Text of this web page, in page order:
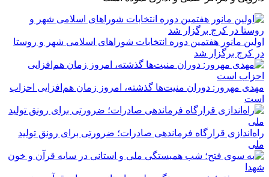
اولین مانور هفتمین دوره انتخابات شوراهای اسلامی شهر و روستا
در کرج برگزار شد
مهدی مهرور: دوران منیت‌ها گذشته، امروز زمان هم‌افزایی احزاب
است
راه‌اندازی قرارگاه فرماندهی صادرات؛ ضرورتی برای رونق تولید
ملی